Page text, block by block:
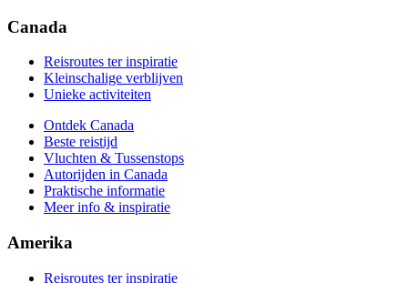
Praktische informatie
Canada
Reisroutes ter inspiratie
Kleinschalige verblijven
Unieke activiteiten
Ontdek Canada
Beste reistijd
Vluchten & Tussenstops
Autorijden in Canada
Praktische informatie
Meer info & inspiratie
Amerika
Reisroutes ter inspiratie